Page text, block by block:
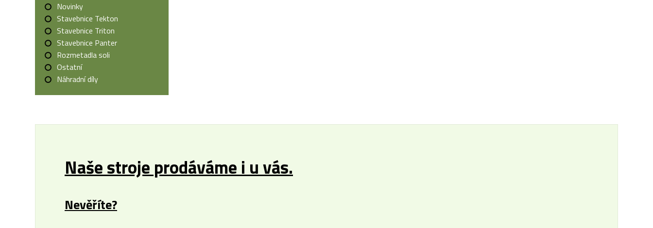
Novinky
Stavebnice Tekton
Stavebnice Triton
Stavebnice Panter
Rozmetadla soli
Ostatní
Náhradní díly
Naše stroje prodáváme i u vás.
Nevěříte?